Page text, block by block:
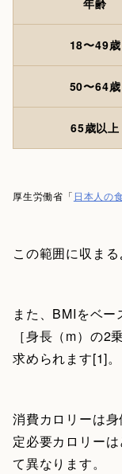
年齢
18〜49歳
50〜64歳
65歳以上
厚生労働省「 日本人の
この範囲に収ま
また、BMIをベー
［身長（m）の2
求められます[1]。
消費カロリーは
定必要カロリー
て異なります。